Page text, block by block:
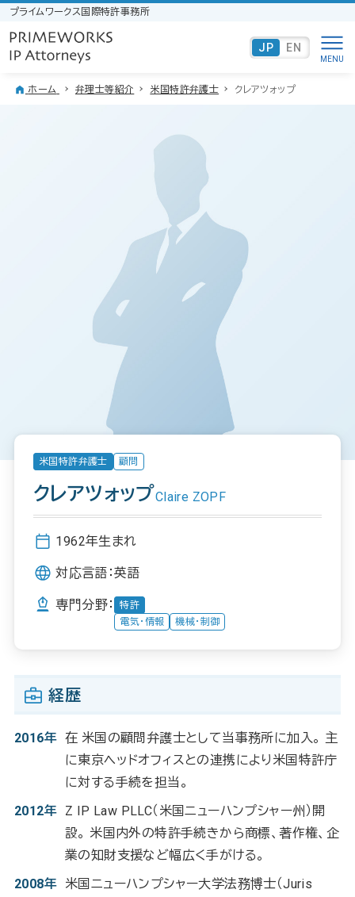
プライムワークス国際特許事務所
EN
JP
ホーム 弁理士等紹介 米国特許弁護士 クレアツォップ
米国特許弁護士 顧問
クレアツォップClaire ZOPF
1962年生まれ
対応言語：英語
専門分野：
特許
電気・情報
機械・制御
経歴
2016年 在 米国の顧問弁護士として当事務所に加入。 主
に東京ヘッドオフィスとの連携により米国特許庁
に対する手続を担当。
2012年 Z IP Law PLLC（米国ニューハンプシャー州）開
設。 米国内外の特許手続きから商標、著作権、企
業の知財支援など幅広く手がける。
2008年 米国ニューハンプシャー大学法務博士（Juris